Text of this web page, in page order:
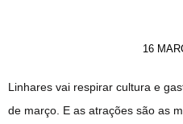
16
Linhares vai respirar cultura e
de março. E as atrações são as